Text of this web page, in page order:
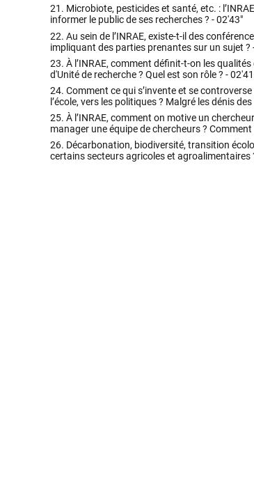
21. Microbiote, pesticides et santé, etc. :
informer le public de ses recherches ? -02'43"
22. Au sein de l’INRAE, existe-t-il des
impliquant des parties prenantes sur un sujet ?
23. À l’INRAE, comment définit-t-on les
d'Unité de recherche ? Quel est son rôle ? -
24. Comment ce qui s’invente et se
l’école, vers les politiques ? Malgré les dénis
25. À l’INRAE, comment on motive un
manager une équipe de chercheurs ?
26. Décarbonation, biodiversité, transition
certains secteurs agricoles et agroalimentaires